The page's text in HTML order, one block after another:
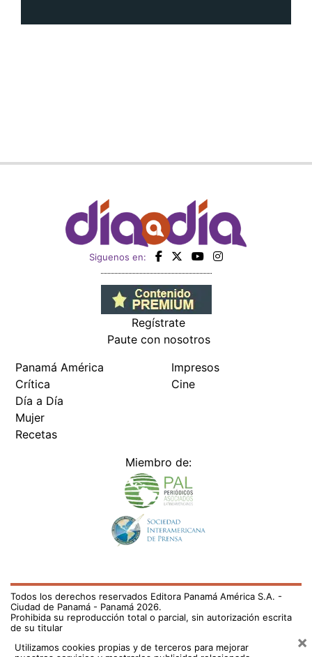
Siguenos en:
Regístrate
Paute con nosotros
Panamá América
Crítica
Día a Día
Mujer
Recetas
Impresos
Cine
Miembro de:
Todos los derechos reservados Editora Panamá América S.A. -
Ciudad de Panamá - Panamá 2026.
Prohibida su reproducción total o parcial, sin autorización escrita
de su titular
Utilizamos cookies propias y de terceros para mejorar
×